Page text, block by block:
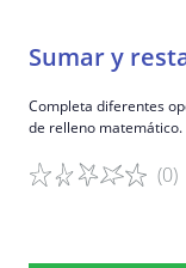
Sumar y
Completa diferentes
de relleno matemático.
(0)